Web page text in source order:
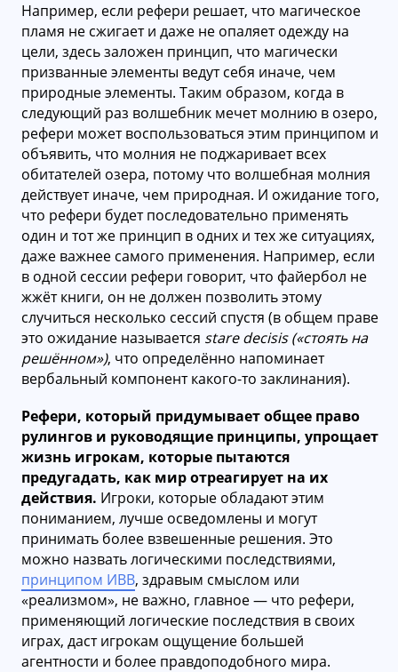
Например, если рефери решает, что магическое
пламя не сжигает и даже не опаляет одежду на
цели, здесь заложен принцип, что магически
призванные элементы ведут себя иначе, чем
природные элементы. Таким образом, когда в
следующий раз волшебник мечет молнию в озеро,
рефери может воспользоваться этим принципом и
объявить, что молния не поджаривает всех
обитателей озера, потому что волшебная молния
действует иначе, чем природная. И ожидание того,
что рефери будет последовательно применять
один и тот же принцип в одних и тех же ситуациях,
даже важнее самого применения. Например, если
в одной сессии рефери говорит, что файербол не
жжёт книги, он не должен позволить этому
случиться несколько сессий спустя (в общем праве
это ожидание называется stare decisis («стоять на
решённом»), что определённо напоминает
вербальный компонент какого-то заклинания).
Рефери, который придумывает общее право
рулингов и руководящие принципы, упрощает
жизнь игрокам, которые пытаются
предугадать, как мир отреагирует на их
действия. Игроки, которые обладают этим
пониманием, лучше осведомлены и могут
принимать более взвешенные решения. Это
можно назвать логическими последствиями,
принципом ИВВ, здравым смыслом или
«реализмом», не важно, главное — что рефери,
применяющий логические последствия в своих
играх, даст игрокам ощущение большей
агентности и более правдоподобного мира.